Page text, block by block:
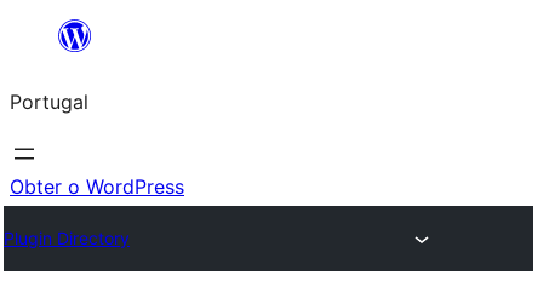
Saltar
o
conteúdo
Portugal
Obter o WordPress
Plugin Directory